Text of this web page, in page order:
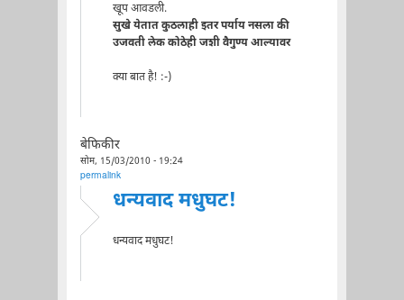
खूप आवडली.
सुखे येतात कुठलाही इतर पर्याय नसला की
उजवती लेक कोठेही जशी वैगुण्य आल्यावर
क्या बात है! :-)
बेफिकीर
सोम, 15/03/2010 - 19:24
permalink
धन्यवाद मधुघट!
धन्यवाद मधुघट!